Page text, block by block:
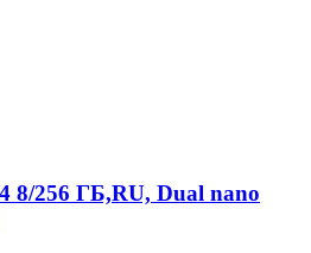
8/256 ГБ,RU, Dual nano